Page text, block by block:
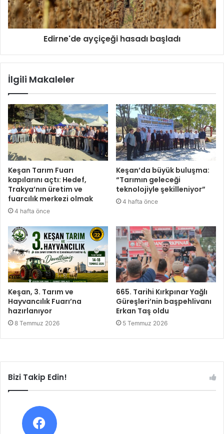
Edirne'de ayçiçeği hasadı başladı
İlgili Makaleler
Keşan Tarım Fuarı
kapılarını açtı: Hedef,
Trakya’nın üretim ve
fuarcılık merkezi olmak
4 hafta önce
Keşan’da büyük buluşma:
“Tarımın geleceği
teknolojiyle şekilleniyor”
4 hafta önce
Keşan, 3. Tarım ve
Hayvancılık Fuarı’na
hazırlanıyor
8 Temmuz 2026
665. Tarihi Kırkpınar Yağlı
Güreşleri’nin başpehlivanı
Erkan Taş oldu
5 Temmuz 2026
Bizi Takip Edin!